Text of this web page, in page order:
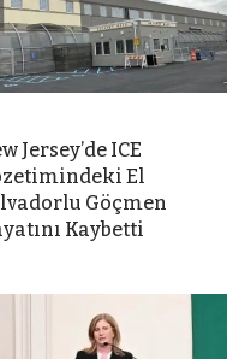
Jersey’de ICE
El
Göçmen
Kaybetti